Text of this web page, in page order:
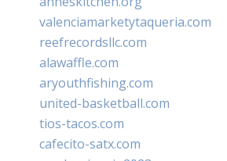
valenciamarketytaqueria.com
reefrecordsllc.com
alawaffle.com
aryouthfishing.com
united-basketball.com
tios-tacos.com
cafecito-satx.com